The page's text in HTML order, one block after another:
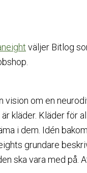
väljer Bitlog
om en
kläder. Kläder för
i dem. Idén
grundare
ska vara med på.